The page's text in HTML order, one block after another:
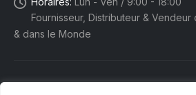
Fournisseur, Distributeur &
& dans le Monde